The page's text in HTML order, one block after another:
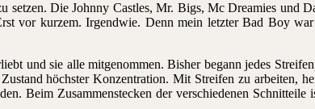
Die Johnny Castles, Mr. Bigs, Mc Dreamies und
vor kurzem. Irgendwie. Denn mein letzter Bad Boy war
und sie alle mitgenommen. Bisher begann jedes
höchster Konzentration. Mit Streifen zu arbeiten,
Beim Zusammenstecken der verschiedenen Schnitteile